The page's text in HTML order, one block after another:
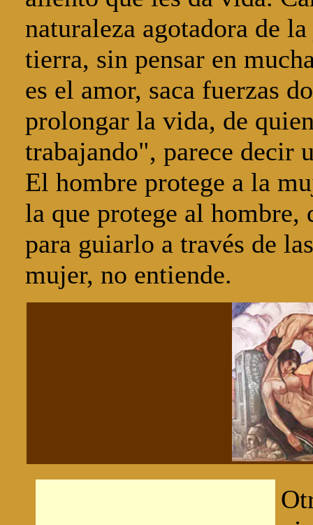
naturaleza agotadora de
tierra, sin pensar en
es el amor, saca fuerzas
prolongar la vida, de
trabajando", parece decir
El hombre protege a la
la que protege al hombre,
para guiarlo a través de
mujer, no entiende.